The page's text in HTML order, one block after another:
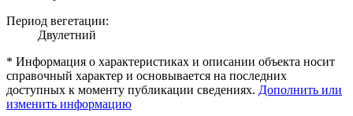
Период вегетации:
Двулетний
* Информация о характеристиках и описании объекта носит
справочный характер и основывается на последних
доступных к моменту публикации сведениях. Дополнить или
изменить информацию